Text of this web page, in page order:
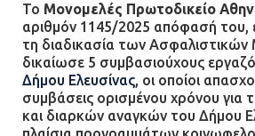
Το Μονομελές Πρωτοδικείο
αριθμόν 1145/2025 απόφασή του,
τη διαδικασία των
δικαίωσε 5 συμβασιούχους
Δήμου Ελευσίνας, οι οποίοι
συμβάσεις ορισμένου χρόνου για
και διαρκών αναγκών του Δήμου